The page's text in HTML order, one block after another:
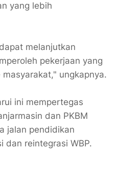
yang lebih
melanjutkan
pekerjaan yang
ungkapnya.
ini mempertegas
dan PKBM
jalan pendidikan
dan reintegrasi WBP.